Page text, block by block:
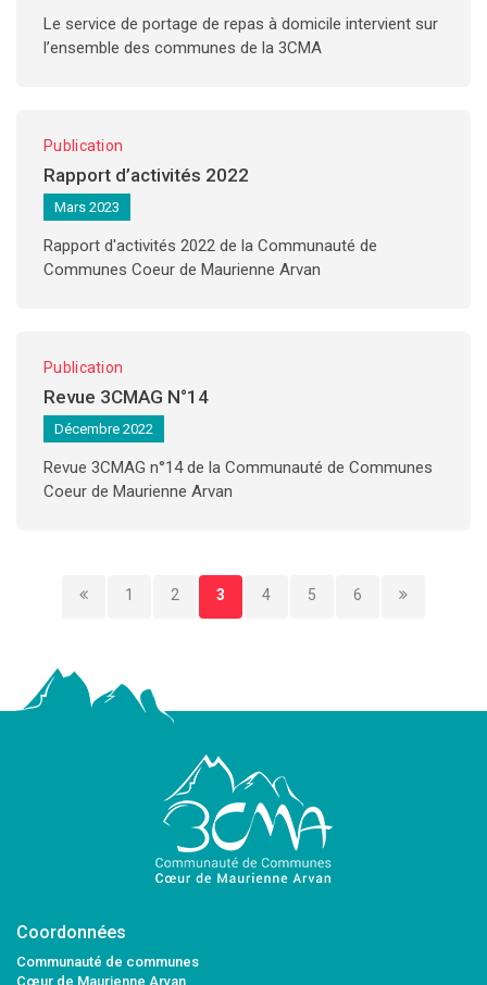
Le service de portage de repas à domicile intervient sur
l’ensemble des communes de la 3CMA
Publication
Rapport d’activités 2022
Mars 2023
Rapport d'activités 2022 de la Communauté de
Communes Coeur de Maurienne Arvan
Publication
Revue 3CMAG N°14
Décembre 2022
Revue 3CMAG n°14 de la Communauté de Communes
Coeur de Maurienne Arvan
1 2 3 4 5 6
Coordonnées
Communauté de communes
Cœur de Maurienne Arvan